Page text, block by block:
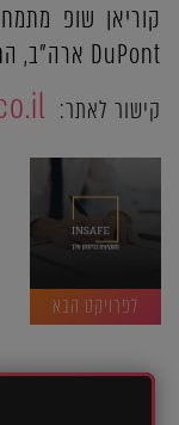
קוריאן שופ
DuPont ארה”ב, החומר המוביל בעולם בעיצוב פנים וחוץ.
קישור לאתר:
לפרויקט הבא